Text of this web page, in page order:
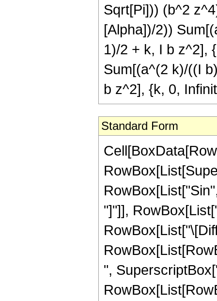
Sqrt[Pi])) (b^2
[Alpha])/2))
1)/2 + k, I b z^2],
Sum[(a^(2 k)/((I
b z^2], {k, 0,
Standard Form
"]"]],
",